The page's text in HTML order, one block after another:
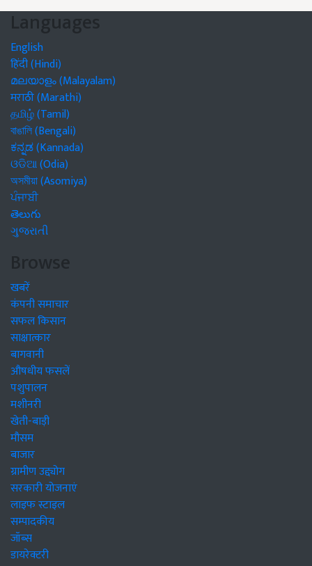
Languages
English
हिंदी (Hindi)
മലയാളം (Malayalam)
मराठी (Marathi)
தமிழ் (Tamil)
বাঙালি (Bengali)
ಕನ್ನಡ (Kannada)
ଓଡିଆ (Odia)
অসমীয়া (Asomiya)
ਪੰਜਾਬੀ
తెలుగు
ગુજરાતી
Browse
खबरें
कंपनी समाचार
सफल किसान
साक्षात्कार
बागवानी
औषधीय फसलें
पशुपालन
मशीनरी
खेती-बाड़ी
मौसम
बाजार
ग्रामीण उद्द्योग
सरकारी योजनाएं
लाइफ स्टाइल
सम्पादकीय
जॉब्स
डायरेक्टरी